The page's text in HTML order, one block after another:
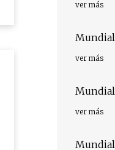
ver más
ver más
ver más